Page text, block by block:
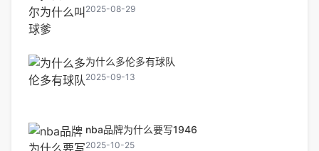
2025-08-29
为什么多伦多有球队
2025-09-13
nba品牌为什么要写1946
2025-10-25